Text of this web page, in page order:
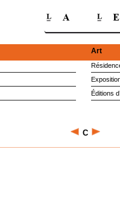
Art
Éditions
C